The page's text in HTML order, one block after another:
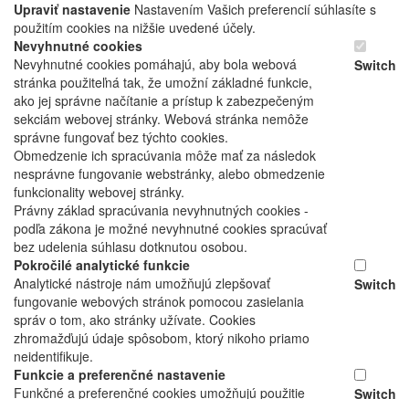
Upraviť nastavenie Nastavením Vašich preferencií súhlasíte s
použitím cookies na nižšie uvedené účely.
Nevyhnutné cookies
Nevyhnutné cookies pomáhajú, aby bola webová
stránka použiteľná tak, že umožní základné funkcie,
ako jej správne načítanie a prístup k zabezpečeným
sekciám webovej stránky. Webová stránka nemôže
správne fungovať bez týchto cookies.
Obmedzenie ich spracúvania môže mať za následok
nesprávne fungovanie webstránky, alebo obmedzenie
funkcionality webovej stránky.
Právny základ spracúvania nevyhnutných cookies -
podľa zákona je možné nevyhnutné cookies spracúvať
bez udelenia súhlasu dotknutou osobou.
Switch
Pokročilé analytické funkcie
Analytické nástroje nám umožňujú zlepšovať
fungovanie webových stránok pomocou zasielania
správ o tom, ako stránky užívate. Cookies
zhromažďujú údaje spôsobom, ktorý nikoho priamo
neidentifikuje.
Switch
Funkcie a preferenčné nastavenie
Funkčné a preferenčné cookies umožňujú použitie
Switch